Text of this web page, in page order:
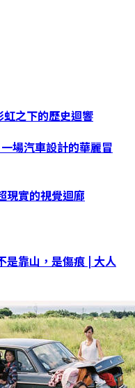
虹之下的歷史迴響
場汽車設計的華麗冒
現實的視覺迴廊
是靠山，是傷痕 | 大人